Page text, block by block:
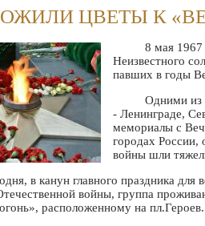
ЦВЕТЫ К
8 мая 1967
Неизвестного
павших в годы
Одними из
- Ленинграде,
мемориалы с
городах России,
войны шли
в канун главного праздника для
войны, группа
расположенному на пл.Героев.